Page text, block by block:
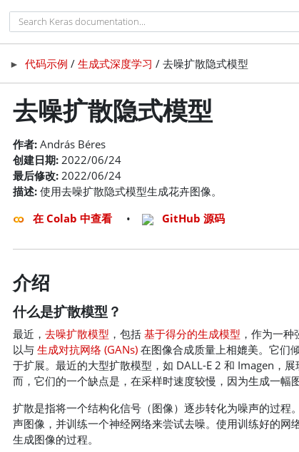
► 代码示例 /生成式深度学习 / 去噪扩散隐式模型
去噪扩散隐式模型
作者: András Béres
创建日期:2022/06/24
最后修改:2022/06/24
描述:使用去噪扩散隐式模型生成花卉图像。
在 Colab 中查看
• GitHub 源码
介绍
什么是扩散模型？
最近， 去噪扩散模型 ，包括 基于得分的生成模型 ，作为一
以与 生成对抗网络 (GANs)在图像合成质量上相媲美。它们
于扩展。最近的大型扩散模型，如 DALL-E 2 和 Imagen ，
而，它们的一个缺点是，在采样时速度较慢，因为生成一幅
扩散是指将一个结构化信号（图像）逐步转化为噪声的过程
声图像，并训练一个神经网络来尝试去噪。使用训练好的网
生成图像的过程。